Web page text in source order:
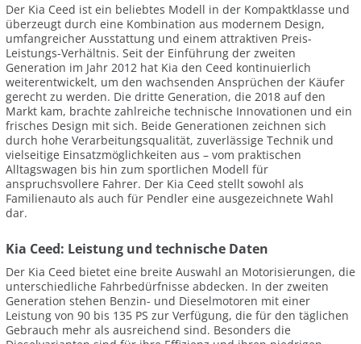
Der Kia Ceed ist ein beliebtes Modell in der Kompaktklasse und
überzeugt durch eine Kombination aus modernem Design,
umfangreicher Ausstattung und einem attraktiven Preis-
Leistungs-Verhältnis. Seit der Einführung der zweiten
Generation im Jahr 2012 hat Kia den Ceed kontinuierlich
weiterentwickelt, um den wachsenden Ansprüchen der Käufer
gerecht zu werden. Die dritte Generation, die 2018 auf den
Markt kam, brachte zahlreiche technische Innovationen und ein
frisches Design mit sich. Beide Generationen zeichnen sich
durch hohe Verarbeitungsqualität, zuverlässige Technik und
vielseitige Einsatzmöglichkeiten aus – vom praktischen
Alltagswagen bis hin zum sportlichen Modell für
anspruchsvollere Fahrer. Der Kia Ceed stellt sowohl als
Familienauto als auch für Pendler eine ausgezeichnete Wahl
dar.
Kia Ceed: Leistung und technische Daten
Der Kia Ceed bietet eine breite Auswahl an Motorisierungen, die
unterschiedliche Fahrbedürfnisse abdecken. In der zweiten
Generation stehen Benzin- und Dieselmotoren mit einer
Leistung von 90 bis 135 PS zur Verfügung, die für den täglichen
Gebrauch mehr als ausreichend sind. Besonders die